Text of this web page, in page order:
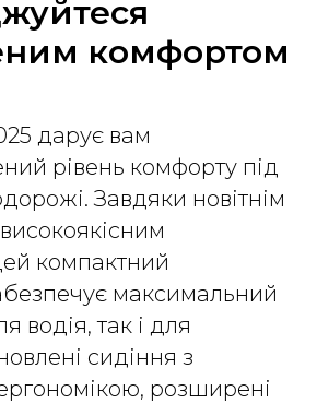
комфортом
дарує вам
рівень комфорту під
Завдяки новітнім
компактний
максимальний
водія, так і для
сидіння з
розширені